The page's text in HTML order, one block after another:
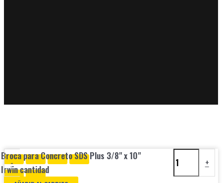
-
Broca para Concreto SDS Plus 3/8" x 10"
Irwin cantidad
+